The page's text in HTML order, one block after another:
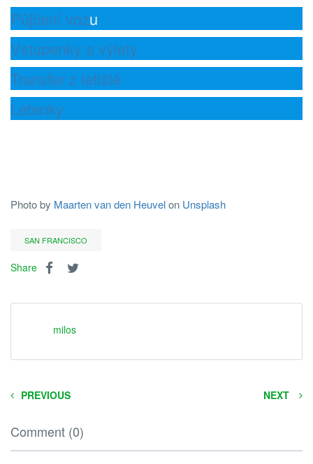
Půjčení vozu
Vstupenky a výlety
Transfer z letiště
Letenky
Photo by Maarten van den Heuvelon Unsplash
SAN FRANCISCO
Share
milos
PREVIOUS NEXT
Comment (0)